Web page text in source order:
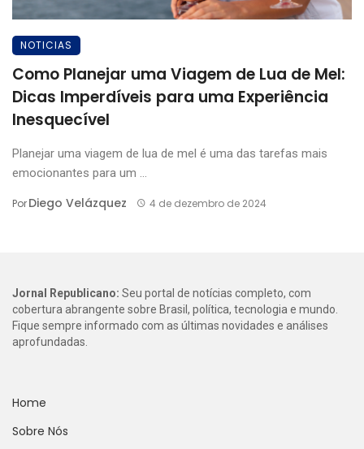
NOTICIAS
Como Planejar uma Viagem de Lua de Mel:
Dicas Imperdíveis para uma Experiência
Inesquecível
Planejar uma viagem de lua de mel é uma das tarefas mais
emocionantes para um ...
PorDiego Velázquez 4 de dezembro de 2024
Jornal Republicano: Seu portal de notícias completo, com
cobertura abrangente sobre Brasil, política, tecnologia e mundo.
Fique sempre informado com as últimas novidades e análises
aprofundadas.
Home
Sobre Nós